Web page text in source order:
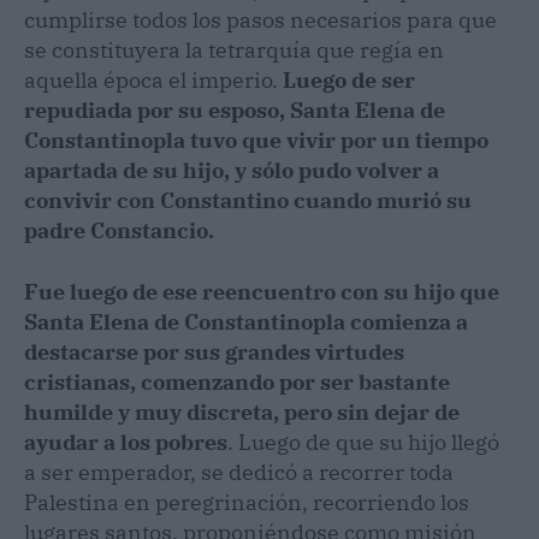
cumplirse todos los pasos necesarios para que
se constituyera la tetrarquía que regía en
aquella época el imperio. Luego de ser
repudiada por su esposo, Santa Elena de
Constantinopla tuvo que vivir por un tiempo
apartada de su hijo, y sólo pudo volver a
convivir con Constantino cuando murió su
padre Constancio.
Fue luego de ese reencuentro con su hijo que
Santa Elena de Constantinopla comienza a
destacarse por sus grandes virtudes
cristianas, comenzando por ser bastante
humilde y muy discreta, pero sin dejar de
ayudar a los pobres. Luego de que su hijo llegó
a ser emperador, se dedicó a recorrer toda
Palestina en peregrinación, recorriendo los
lugares santos, proponiéndose como misión